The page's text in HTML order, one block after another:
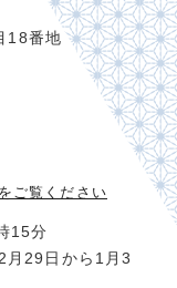
18番地
ご覧ください
15分
月29日から1月3